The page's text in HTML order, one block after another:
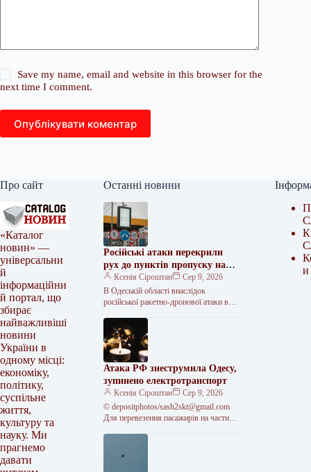
Save my name, email and website in this browser for the
next time I comment.
Опублікувати коментар
Про сайт
«Каталог
новин» —
універсальни
й
інформаційни
й портал, що
збирає
найважливіші
новини
України в
одному місці:
економіку,
політику,
суспільне
життя,
культуру та
науку. Ми
прагнемо
давати
Останні новини
Російські атаки перекрили
рух до пунктів пропуску на
кордоні з Молдовою
Ксенія Сіроштан
Сер 9, 2026
В Одеській області внаслідок
російської ракетно-дронової атаки в
<img…
Атака РФ знеструмила Одесу,
зупинено електротранспорт
Ксенія Сіроштан
Сер 9, 2026
© depositphotos/sash2skt@gmail.com
Для перевезення пасажирів на частині
и